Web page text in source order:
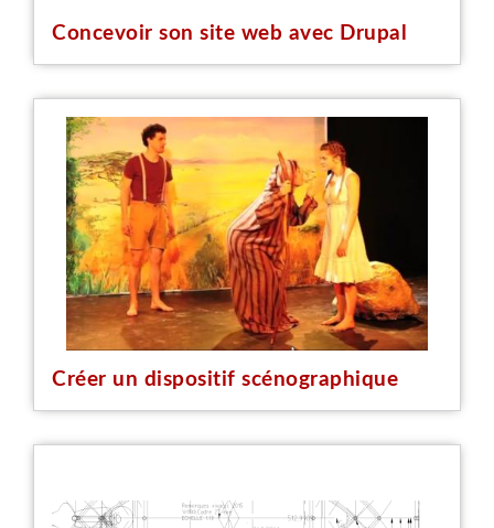
Concevoir son site web avec Drupal
Créer un dispositif scénographique